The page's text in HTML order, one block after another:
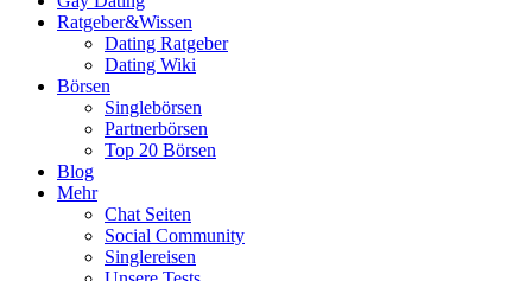
Ratgeber&Wissen
Dating Ratgeber
Dating Wiki
Börsen
Singlebörsen
Partnerbörsen
Top 20 Börsen
Blog
Mehr
Chat Seiten
Social Community
Singlereisen